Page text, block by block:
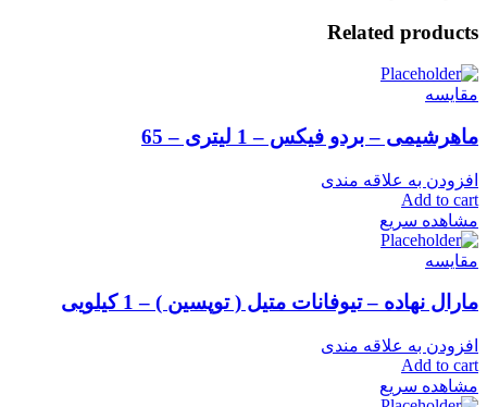
Related products
مقایسه
ماهرشیمی – بردو فیکس – 1 لیتری – 65
افزودن به علاقه مندی
Add to cart
مشاهده سریع
مقایسه
مارال نهاده – تیوفانات متیل ( توپسین ) – 1 کیلویی
افزودن به علاقه مندی
Add to cart
مشاهده سریع